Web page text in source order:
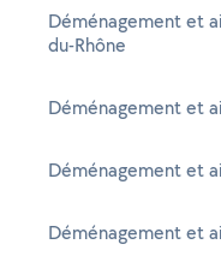
Déménagement et
du-Rhône
Déménagement et
Déménagement et
Déménagement et